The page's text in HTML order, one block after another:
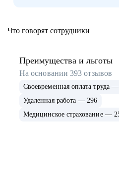
Что говорят сотрудники
Преимущества и льготы
На основании393 отзывов
Своевременная оплата труда
Удаленная работа — 296
Медицинское страхование —